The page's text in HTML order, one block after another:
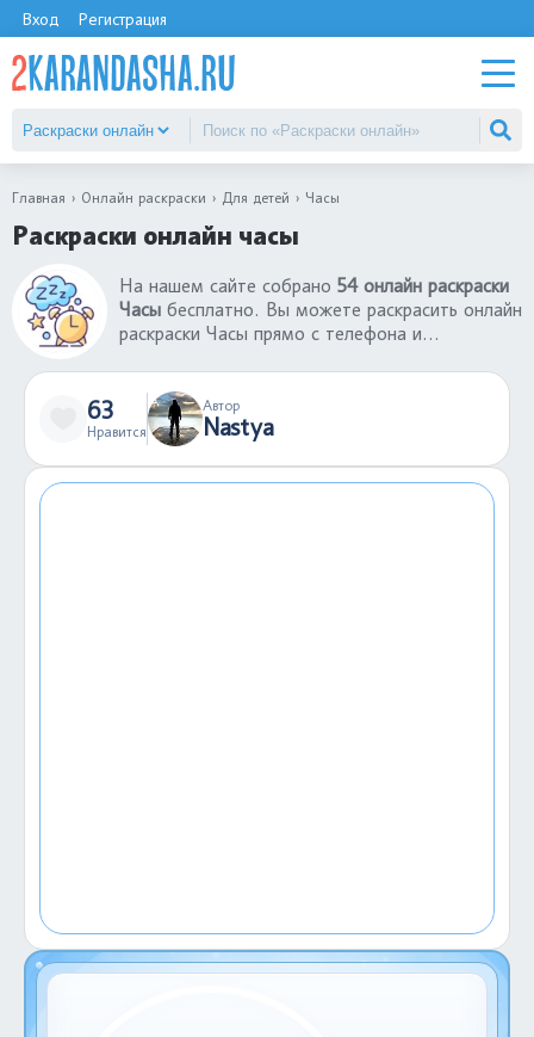
Вход Регистрация
Главная Онлайн раскраски Для детей Часы
Раскраски онлайн часы
На нашем сайте собрано 54 онлайн раскраски
Часы бесплатно. Вы можете раскрасить онлайн
раскраски Часы прямо с телефона и
придешь домой, играйте в раскраски-онлайн
вместе с друзьями в любое время. Раскраски
онлайн - хороший способ провести время с
пользой. Если понравились раскраски онлайн
63
Нравится
Автор
Nastya